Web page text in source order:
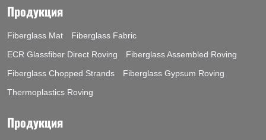
Продукция
Fiberglass Mat
Fiberglass Fabric
ECR Glassfiber Direct Roving
Fiberglass Assembled Roving
Fiberglass Chopped Strands
Fiberglass Gypsum Roving
Thermoplastics Roving
Продукция